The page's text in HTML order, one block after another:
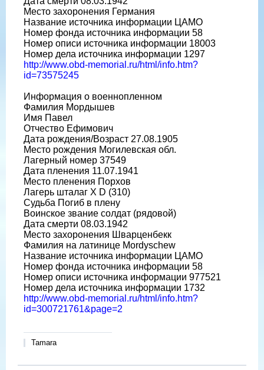
Место захоронения Германия
Название источника информации ЦАМО
Номер фонда источника информации 58
Номер описи источника информации 18003
Номер дела источника информации 1297
http://www.obd-memorial.ru/html/info.htm?
id=73575245
Информация о военнопленном
Фамилия Мордышев
Имя Павел
Отчество Ефимович
Дата рождения/Возраст 27.08.1905
Место рождения Могилевская обл.
Лагерный номер 37549
Дата пленения 11.07.1941
Место пленения Порхов
Лагерь шталаг X D (310)
Судьба Погиб в плену
Воинское звание солдат (рядовой)
Дата смерти 08.03.1942
Место захоронения Шварценбекк
Фамилия на латинице Mordyschew
Название источника информации ЦАМО
Номер фонда источника информации 58
Номер описи источника информации 977521
Номер дела источника информации 1732
http://www.obd-memorial.ru/html/info.htm?
id=300721761&page=2
Tamara